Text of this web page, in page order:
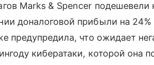
Marks & Spencer подешевели
доналоговой прибыли на 24%
предупредила, что ожидает
кибератаки, которой она